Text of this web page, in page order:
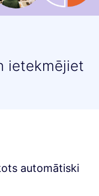
ietekmējiet
automātiski